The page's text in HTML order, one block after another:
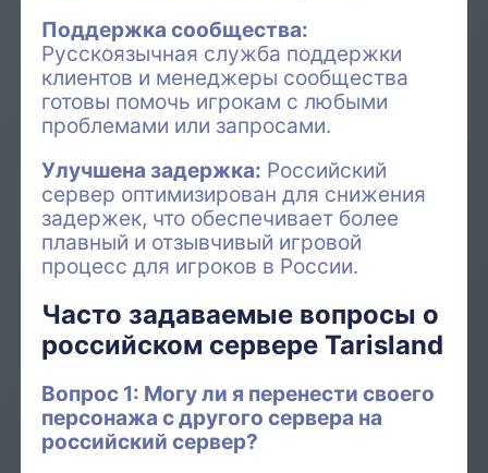
Поддержка сообщества:
Русскоязычная служба поддержки
клиентов и менеджеры сообщества
готовы помочь игрокам с любыми
проблемами или запросами.
Улучшена задержка: Российский
сервер оптимизирован для снижения
задержек, что обеспечивает более
плавный и отзывчивый игровой
процесс для игроков в России.
Часто задаваемые вопросы о
российском сервере Tarisland
Вопрос 1: Могу ли я перенести своего
персонажа с другого сервера на
российский сервер?